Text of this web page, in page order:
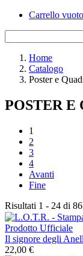
Carrello vuoto
Home
Catalogo
Poster e
POSTER E
1
2
3
4
Avanti
Fine
Risultati 1 - 24 di 86
Il signore degli
22,00 €